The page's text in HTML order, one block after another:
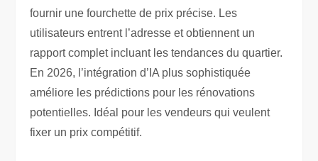
fournir une fourchette de prix précise. Les
utilisateurs entrent l’adresse et obtiennent un
rapport complet incluant les tendances du quartier.
En 2026, l’intégration d’IA plus sophistiquée
améliore les prédictions pour les rénovations
potentielles. Idéal pour les vendeurs qui veulent
fixer un prix compétitif.